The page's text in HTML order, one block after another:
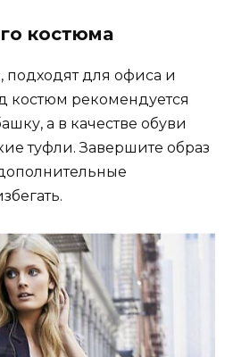
костюма
подходят для офиса и
костюм рекомендуется
а в качестве обуви
туфли. Завершите образ